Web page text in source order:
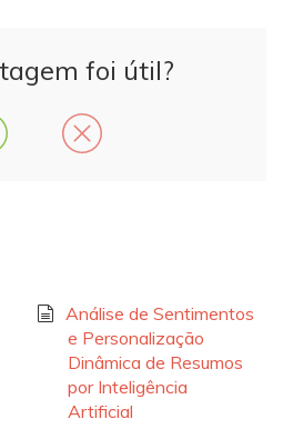
foi útil?
Análise de Sentimentos
e Personalização
Dinâmica de Resumos
por Inteligência
Artificial